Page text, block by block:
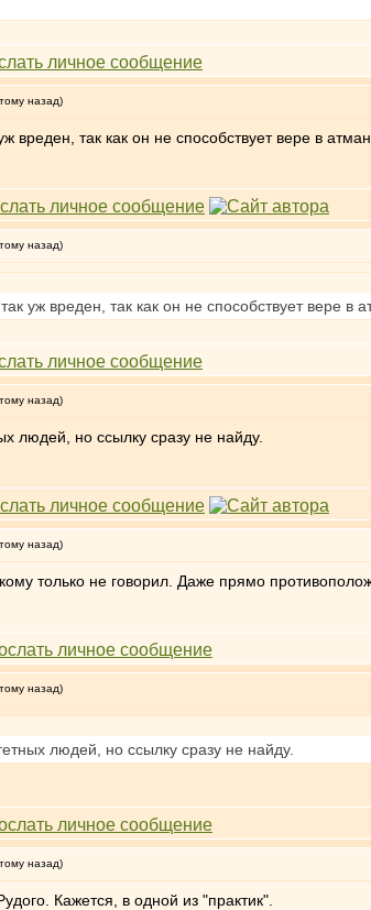
назад)
вреден, так как он не способствует вере в
назад)
уж вреден, так как он не способствует вере в
назад)
людей, но ссылку сразу не найду.
назад)
кому только не говорил. Даже прямо
назад)
людей, но ссылку сразу не найду.
назад)
Кажется, в одной из "практик".